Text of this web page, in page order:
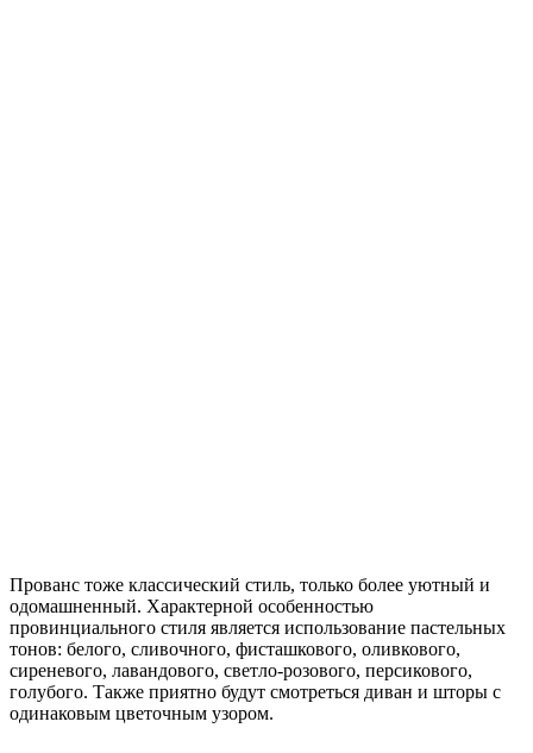
Прованс тоже классический стиль, только более уютный и
одомашненный. Характерной особенностью
провинциального стиля является использование пастельных
тонов: белого, сливочного, фисташкового, оливкового,
сиреневого, лавандового, светло-розового, персикового,
голубого. Также приятно будут смотреться диван и шторы с
одинаковым цветочным узором.